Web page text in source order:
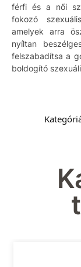
férfi és a női
fokozó
amelyek arra
nyíltan
felszabadítsa a
boldogító